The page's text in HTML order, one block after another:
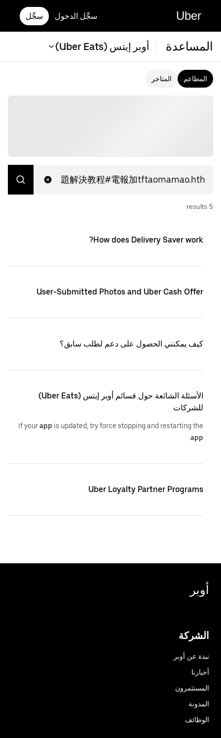
Uber سجِّل الدخول سجِّل
المساعدة أوبر إيتس (Uber Eats)
المطاعم المتاجر
5
s
How does Delivery Saver work?
User-Submitted Photos and Uber Cash Offer
كيف يمكنني الحصول على دعم لطلب سابق؟
الأسئلة الشائعة حول قسائم أوبر إيتس (Uber Eats)
للشركات
If yourapp is updated, try force stopping and restarting the
app
Uber Loyalty Partner Programs
أوبر
الشركة
نبذة عن أوبر
أخبارنا
المستثمرون
المدونة
الوظائف